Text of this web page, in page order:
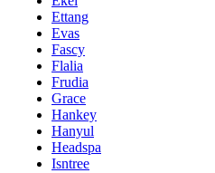
Ettang
Evas
Fascy
Flalia
Frudia
Grace
Hankey
Hanyul
Headspa
Isntree